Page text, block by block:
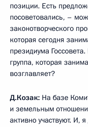
позиции. Есть
посоветовались, –
законотворческого
которая сегодня
президиума
группа, которая
возглавляет?
Д.Козак: На базе
и земельным
активно участвуют. И,